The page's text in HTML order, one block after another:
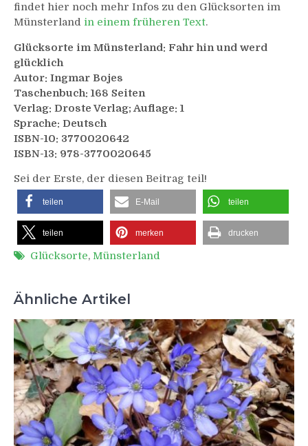
findet hier noch mehr Infos zu den Glücksorten im
Münsterland in einem früheren Text.
Glücksorte im Münsterland: Fahr hin und werd
glücklich
Autor: Ingmar Bojes
Taschenbuch: 168 Seiten
Verlag: Droste Verlag; Auflage: 1
Sprache: Deutsch
ISBN-10: 3770020642
ISBN-13: 978-3770020645
Sei der Erste, der diesen Beitrag teil!
teilen E-Mail teilen
teilen merken drucken
Glücksorte, Münsterland
Ähnliche Artikel